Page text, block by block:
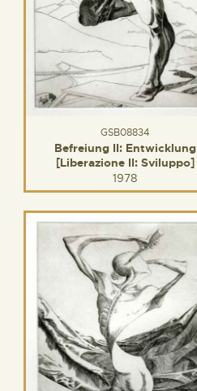
GSB08834
Befreiung II: Entwicklung
[Liberazione II: Sviluppo]
1978